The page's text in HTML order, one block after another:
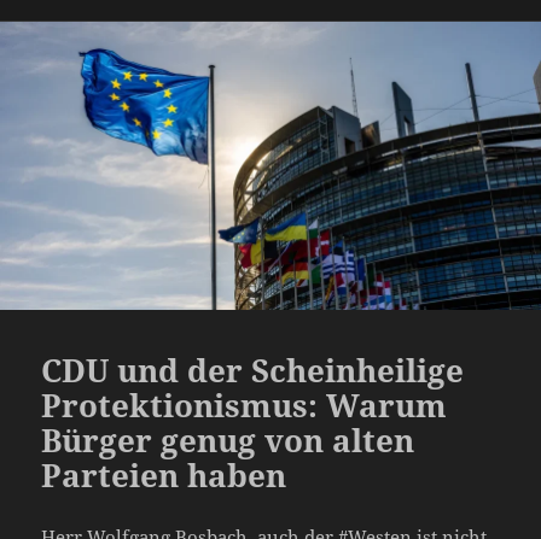
CDU und der Scheinheilige
Protektionismus: Warum
Bürger genug von alten
Parteien haben